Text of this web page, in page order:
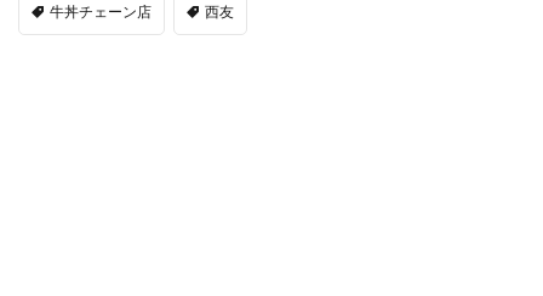
牛丼チェーン店 西友